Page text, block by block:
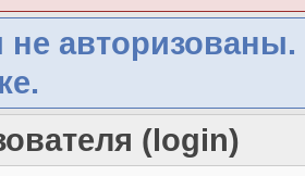
авторизованы.
(login)